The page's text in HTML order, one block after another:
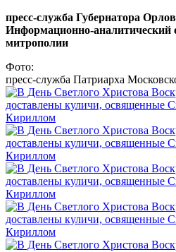
пресс-служба Губернатора
Информационно-аналитический
митрополии
Фото:
пресс-служба Патриарха